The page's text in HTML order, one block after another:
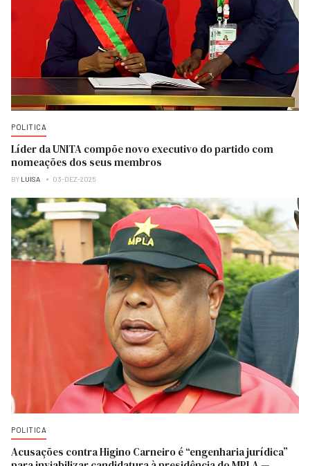
POLITICA
Líder da UNITA compõe novo executivo do partido com
nomeações dos seus membros
BY LUISA 03-DEZ-2025
POLITICA
Acusações contra Higino Carneiro é “engenharia jurídica”